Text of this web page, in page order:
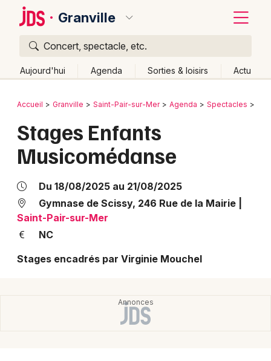
Granville
Concert, spectacle, etc.
Aujourd'hui Agenda Sorties & loisirs Actu
Publier un événement
Grands événements
Activité & Expérience
Manifestations
Foires & salons
Bordeaux
Colmar
Lyon
Retour
Accueil Granville Saint-Pair-sur-Mer Agenda Spectacles
Stages Enfants
Musicomédanse
Du 18/08/2025 au 21/08/2025
Gymnase de Scissy, 246 Rue de la Mairie
Saint-Pair-sur-Mer
NC
Stages encadrés par Virginie Mouchel
Quoi ?
Où ?
Partout
Près de moi Changer de lieu
Quand ?
Aujourd'hui
Demain Ce week-end